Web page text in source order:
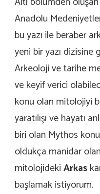
Anadolu
bu yazı ile beraber
yeni bir yazı
Arkeoloji ve tarihe
ve keyif verici
konu olan mitolojiyi
yaratılışı ve hayatı
biri olan Mythos
oldukça manidar olan
mitolojidekiArkas
başlamak istiyorum.